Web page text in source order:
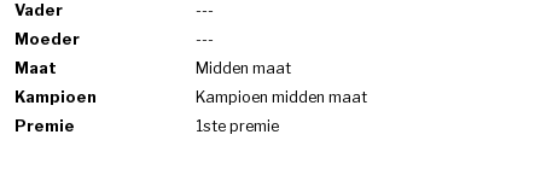
Vader
---
Moeder
---
Maat
Midden maat
Kampioen
Kampioen midden maat
Premie
1ste premie